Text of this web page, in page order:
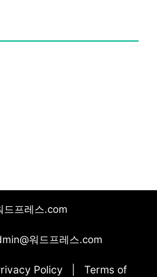
프레스.com
워드프레스.com
Policy Terms of